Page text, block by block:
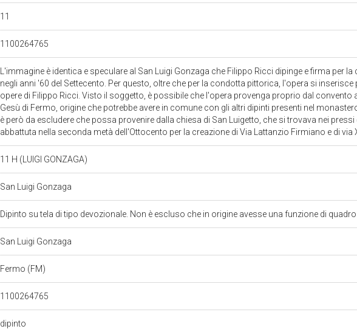
11
1100264765
L'immagine è identica e speculare al San Luigi Gonzaga che Filippo Ricci dipinge e firma per
negli anni '60 del Settecento. Per questo, oltre che per la condotta pittorica, l'opera si inserisce
opere di Filippo Ricci. Visto il soggetto, è possibile che l'opera provenga proprio dal convento
Gesù di Fermo, origine che potrebbe avere in comune con gli altri dipinti presenti nel
è però da escludere che possa provenire dalla chiesa di San Luigetto, che si trovava nei
abbattuta nella seconda metà dell'Ottocento per la creazione di Via Lattanzio Firmiano e di via
11 H (LUIGI GONZAGA)
San Luigi Gonzaga
Dipinto su tela di tipo devozionale. Non è escluso che in origine avesse una funzione di
San Luigi Gonzaga
Fermo (FM)
1100264765
dipinto